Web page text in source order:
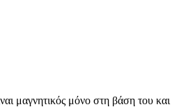
μαγνητικός μόνο στη βάση του και